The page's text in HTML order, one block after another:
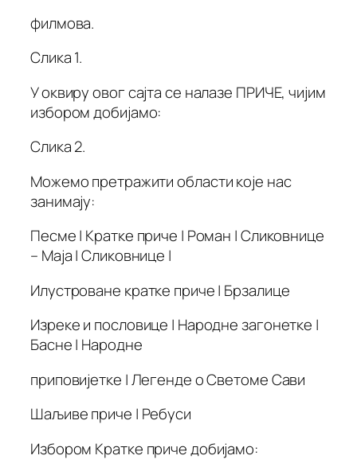
филмова.
Слика 1.
У оквиру овог сајта се налазе ПРИЧЕ, чијим
избором добијамо:
Слика 2.
Можемо претражити области које нас
занимају:
Песме | Кратке приче | Роман | Сликовнице
– Маја | Сликовнице |
Илустроване кратке приче | Брзалице
Изреке и пословице | Народне загонетке |
Басне | Народне
приповијетке | Легенде о Светоме Сави
Шаљиве приче | Ребуси
Избором Кратке приче добијамо: